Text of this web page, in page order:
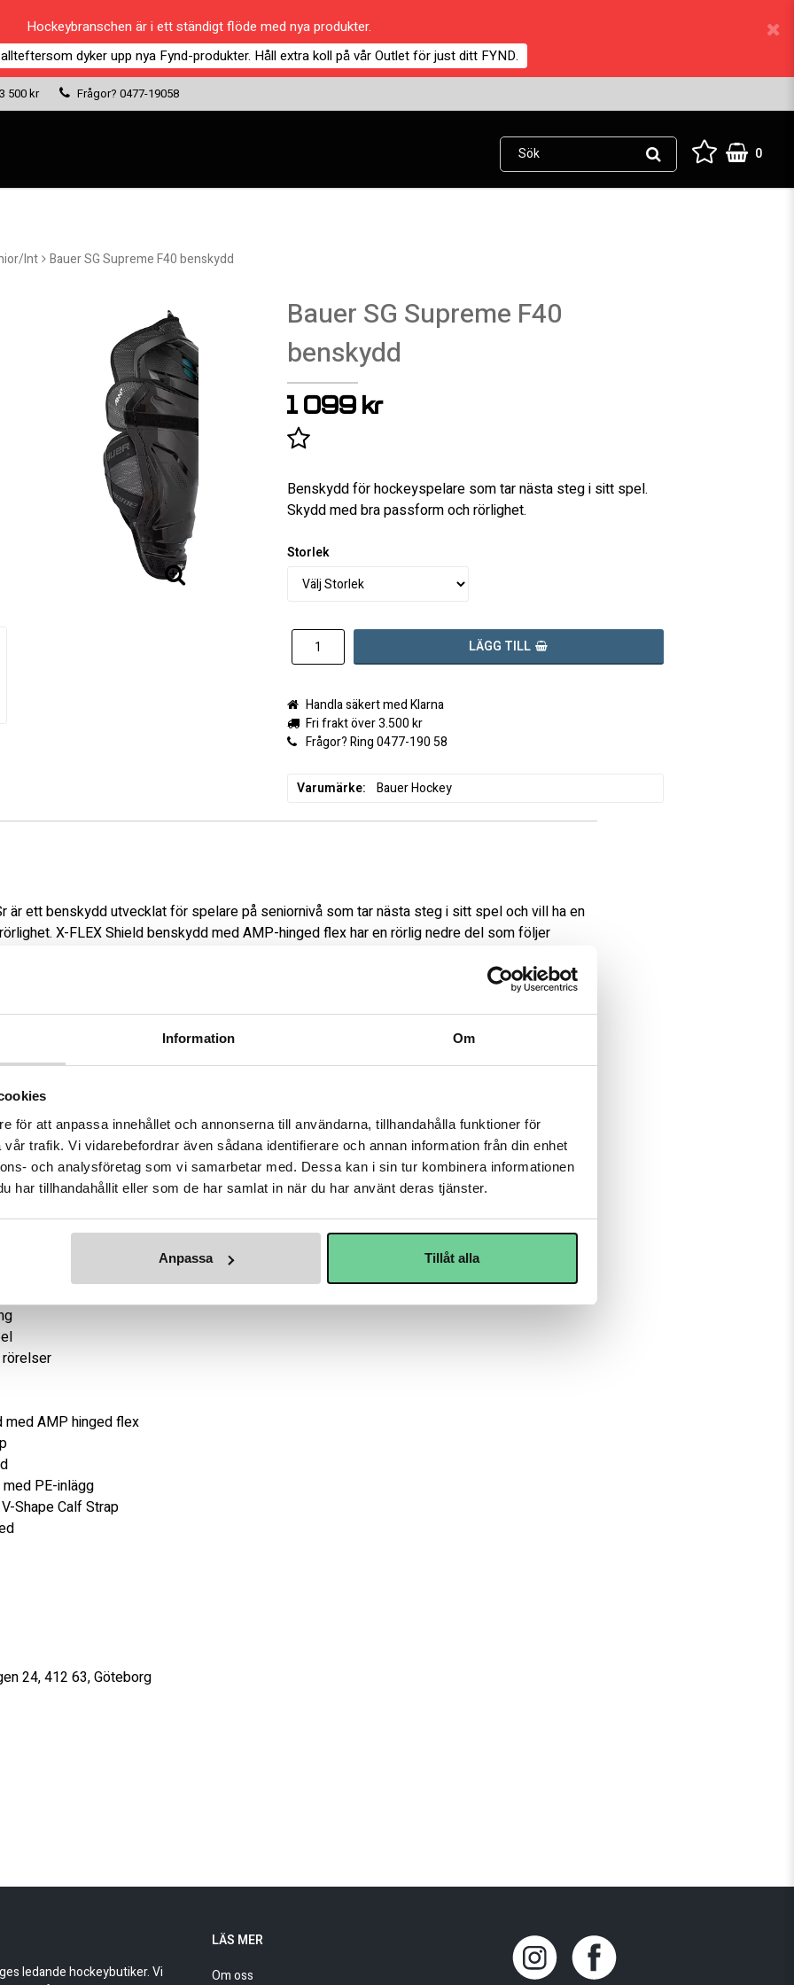
Information Om
för att anpassa innehållet och annonserna till användarna, tillhandahålla funktioner för
trafik. Vi vidarebefordrar även sådana identifierare och annan information från din enhet
och analysföretag som vi samarbetar med. Dessa kan i sin tur kombinera informationen
har tillhandahållit eller som de har samlat in när du har använt deras tjänster.
Anpassa Tillåt alla
Hockeybranschen är i ett ständigt flöde med nya produkter.
dyker upp nya Fynd-produkter. Håll extra koll på vår Outlet för just ditt FYND.
500 kr Frågor? 0477-19058
0
Int Bauer SG Supreme F40 benskydd
Bauer SG Supreme F40
benskydd
1 099 kr
Lägg till i favoritlistan
Benskydd för hockeyspelare som tar nästa steg i sitt spel.
Skydd med bra passform och rörlighet.
Storlek
LÄGG TILL
Handla säkert med Klarna
Fri frakt över 3.500 kr
Frågor? Ring 0477-190 58
Varumärke Bauer Hockey
är ett benskydd utvecklat för spelare på seniornivå som tar nästa steg i sitt spel och vill ha en
X-FLEX Shield benskydd med AMP-hinged flex har en rörlig nedre del som följer
har en djup passform som håller knät stabilt och ger en mer sammanhängande känsla i skyddet.
nära benet, vilket bidrar till bättre kontroll i spelet. Vadskyddet i formgjuten PE ger täckning
under match.
ger extra skydd ovanför knät utan att begränsa rörligheten. Comfort Lock-remmen
håller benskyddet på plats genom hela bytet. Den avtagbara THERMO MAX
i sitt spel.
skridskoåkning
passform
med AMP hinged flex
PE-inlägg
Shape Calf Strap
24, 412 63, Göteborg
ledande hockeybutiker. Vi
LÄS MER
Om oss